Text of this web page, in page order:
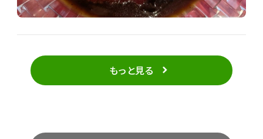
もっと見る